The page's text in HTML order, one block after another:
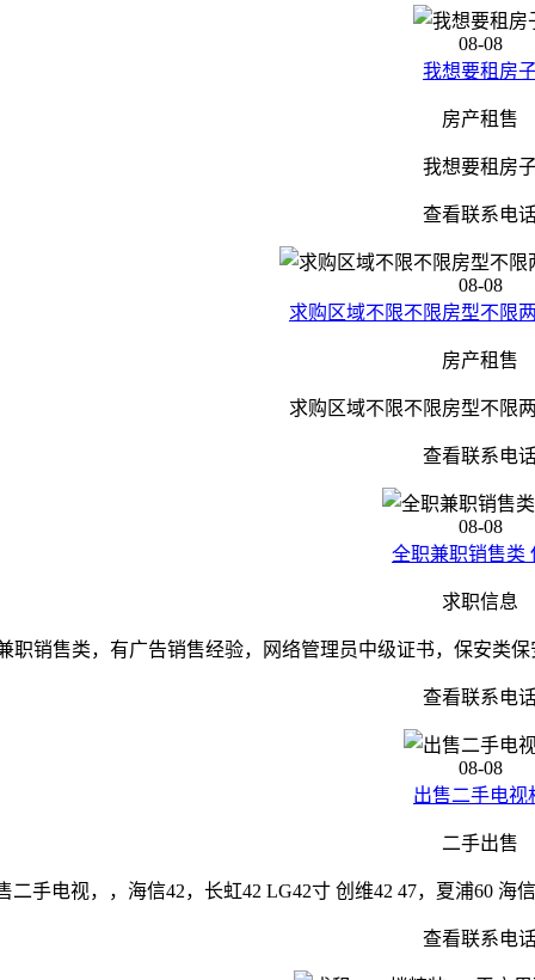
08-08
我想要租房
房产租售
我想要租房
查看联系电
08-08
求购区域不限不限房型不限
房产租售
求购区域不限不限房型不限
查看联系电
08-08
全职兼职销售类
求职信息
职销售类，有广告销售经验，网络管理员中级证书，保安类
查看联系电
08-08
出售二手电视
二手出售
二手电视，，海信42，长虹42 LG42寸 创维42 47，夏浦60
查看联系电